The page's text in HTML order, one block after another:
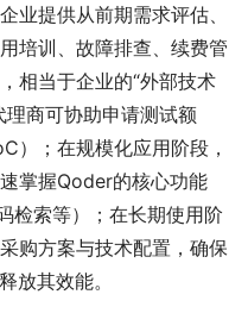
业提供从前期需求评估、
培训、故障排查、续费管
，相当于企业的“外部技术
理商可协助申请测试额
）；在规模化应用阶段，
掌握Qoder的核心功能
检索等）；在长期使用阶
购方案与技术配置，确保
放其效能。